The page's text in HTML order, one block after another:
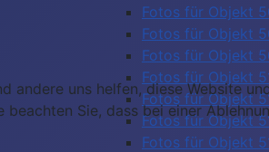
Fotos für Objekt
Fotos für Objekt
Fotos für Objekt
Fotos für Objekt
Fotos für Objekt
Fotos für Objekt
Fotos für Objekt
andere uns helfen, diese Website
Sie, dass bei einer